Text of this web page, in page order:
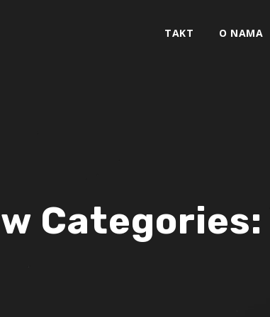
TAKT O NAMA
Categories: